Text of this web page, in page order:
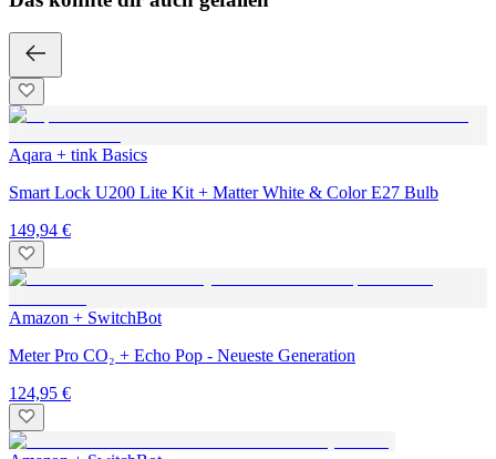
Aqara + tink Basics
Smart Lock U200 Lite Kit + Matter White & Color E27 Bulb
149,94 €
Amazon + SwitchBot
Meter Pro CO₂ + Echo Pop - Neueste Generation
124,95 €